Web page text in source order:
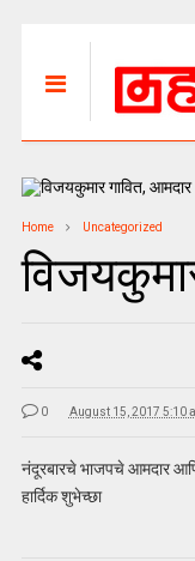
Home Uncategorized
0 August 15, 2017 5:10
नंदूरबारचे भाजपचे आमदार आणि
हार्दिक शुभेच्छा